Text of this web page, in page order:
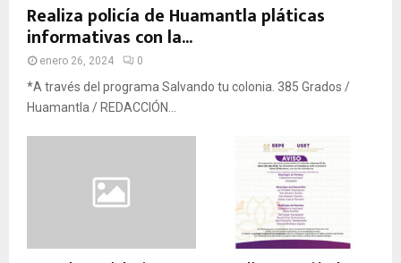
Realiza policía de Huamantla pláticas
informativas con la...
enero 26, 2024 0
*A través del programa Salvando tu colonia. 385 Grados /
Huamantla / REDACCIÓN...